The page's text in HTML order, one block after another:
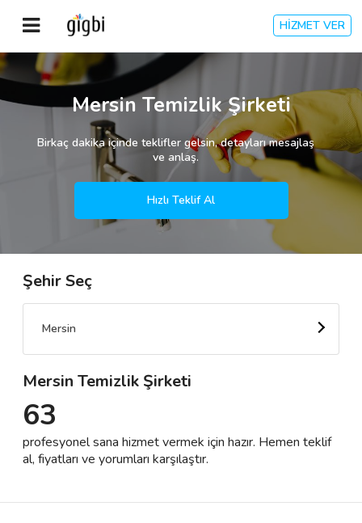
HİZMET VER
Anasayfa
Kategoriler
🎈 Biz Kimiz?
🌟 Müşteri Değerlendirmeleri
Destek
İletişim
Mersin Temizlik Şirketi
Birkaç dakika içinde teklifler gelsin, detayları mesajlaş
ve anlaş.
Hızlı Teklif Al
Şehir Seç
Mersin
Mersin Temizlik Şirketi
63
profesyonel sana hizmet vermek için hazır. Hemen teklif
al, fiyatları ve yorumları karşılaştır.